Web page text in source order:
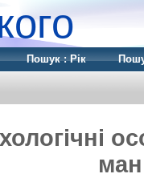
Пошук : Рік